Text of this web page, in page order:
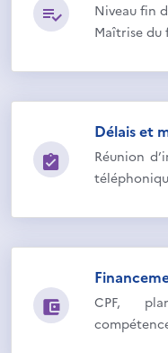
Niveau fin
Maîtrise du
Délais et
Réunion
CPF,